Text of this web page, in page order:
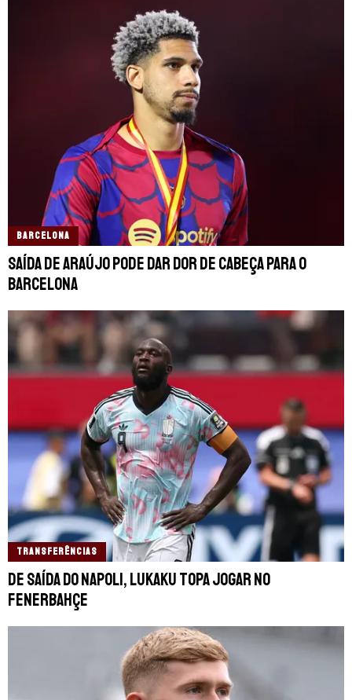
BARCELONA
Saída de Araújo pode dar dor de cabeça para o
Barcelona
TRANSFERÊNCIAS
De saída do Napoli, Lukaku topa jogar no
Fenerbahçe